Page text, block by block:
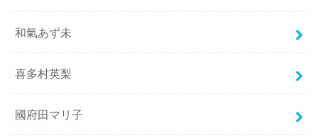
和氣あず未
喜多村英梨
國府田マリ子